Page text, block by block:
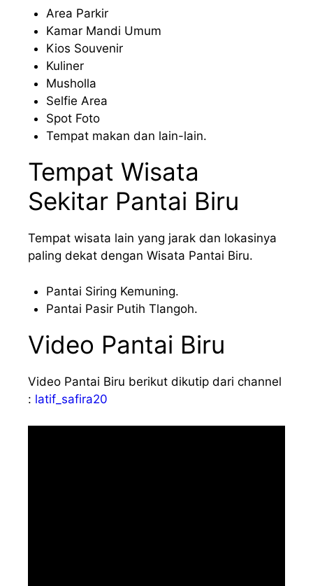
Area Parkir
Kamar Mandi Umum
Kios Souvenir
Kuliner
Musholla
Selfie Area
Spot Foto
Tempat makan dan lain-lain.
Tempat Wisata
Sekitar Pantai Biru
Tempat wisata lain yang jarak dan lokasinya
paling dekat dengan Wisata Pantai Biru.
Pantai Siring Kemuning.
Pantai Pasir Putih Tlangoh.
Video Pantai Biru
Video Pantai Biru berikut dikutip dari channel
: latif_safira20